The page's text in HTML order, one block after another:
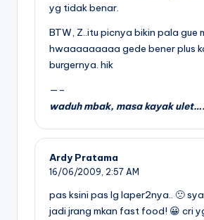
yg tidak benar.
BTW, Z..itu picnya bikin pala gue
hwaaaaaaaaa gede bener plus
burgernya. hik
—–
waduh mbak, masa kayak ulet….
Ardy Pratama
16/06/2009, 2:57 AM
pas ksini pas lg laper2nya.. 🙁
jadi jrang mkan fast food! 😀 cri